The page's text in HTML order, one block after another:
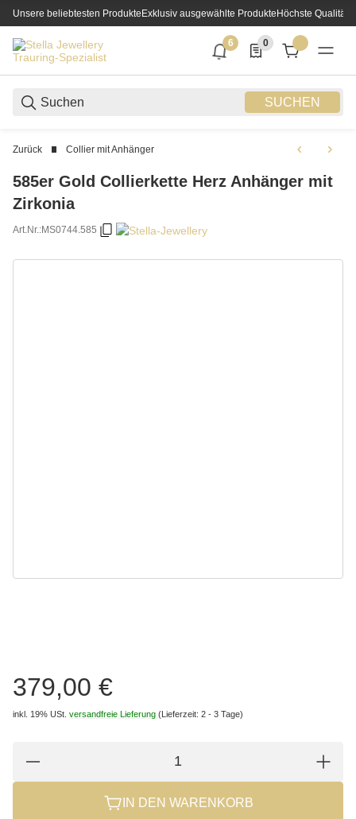
Unsere beliebtesten ProdukteExklusiv ausgewählte ProdukteHöchste Qualität
SUCHEN
6
6 neue Notifizierungen
0
0 Produkte in der
Zurück Collier mit Anhänger
585er Gold Collierkette Herz Anhänger mit
Zirkonia
Art.Nr.:MS0744.585
379,00 €
inkl. 19% USt. versandfreie Lieferung (Lieferzeit: 2 - 3 Tage)
IN DEN WARENKORB